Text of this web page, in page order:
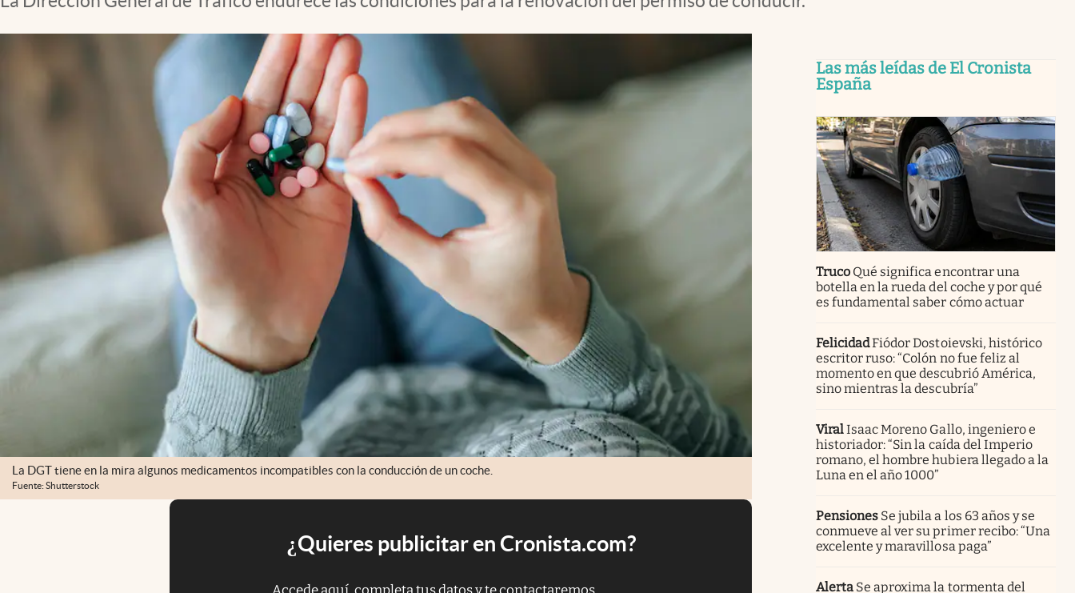
La DGT tiene en la mira algunos medicamentos incompatibles con la conducción de un coche.
Fuente: Shutterstock
¿Quieres publicitar en Cronista.com?
Las más leídas de El Cronista
España
Truco Qué significa encontrar una
botella en la rueda del coche y por qué
es fundamental saber cómo actuar
FelicidadFiódor Dostoievski, histórico
escritor ruso: “Colón no fue feliz al
momento en que descubrió América,
sino mientras la descubría”
ViralIsaac Moreno Gallo, ingeniero e
historiador: “Sin la caída del Imperio
romano, el hombre hubiera llegado a la
Luna en el año 1000”
Pensiones Se jubila a los 63 años y se
conmueve al ver su primer recibo: “Una
excelente y maravillosa paga”
Alerta Se aproxima la tormenta del